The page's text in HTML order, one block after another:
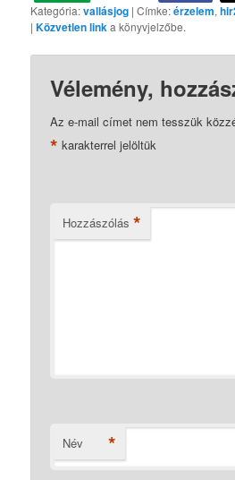
Kategória:vallásjog | Címke:érzelem,
|Közvetlen linka könyvjelzőbe.
Vélemény,
Az e-mail címet nem tesszük
* karakterrel jelöltük
Hozzászólás *
Név *